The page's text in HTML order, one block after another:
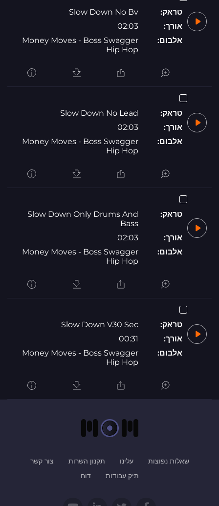
טראק:
Slow Down No Bv
אורך:
02:03
אלבום:
Money Moves - Boss Swagger
Hip Hop
טראק:
Slow Down No Lead
אורך:
02:03
אלבום:
Money Moves - Boss Swagger
Hip Hop
טראק:
Slow Down Only Drums And
Bass
אורך:
02:03
אלבום:
Money Moves - Boss Swagger
Hip Hop
טראק:
Slow Down V30 Sec
אורך:
00:31
אלבום:
Money Moves - Boss Swagger
Hip Hop
שאלות נפוצות עלינו תקנון השרות
צור קשר
תיק עבודות
דוח